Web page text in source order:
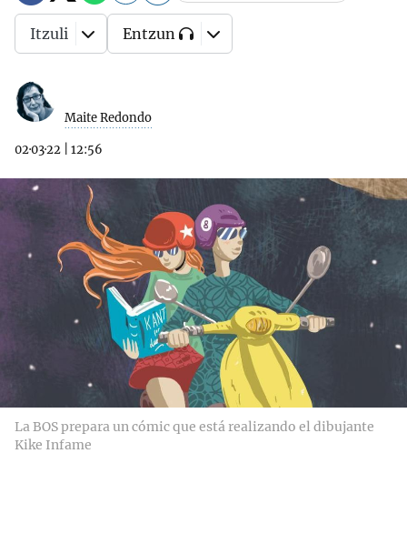
Maite Redondo
02·03·22 12:56
Itzuli Entzun
La BOS prepara un cómic que está realizando el dibujante
Kike Infame